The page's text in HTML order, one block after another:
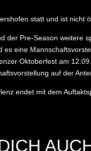
statt und ist nicht
der Pre-Season weitere
es eine
Oktoberfest am
auf der
endet mit dem